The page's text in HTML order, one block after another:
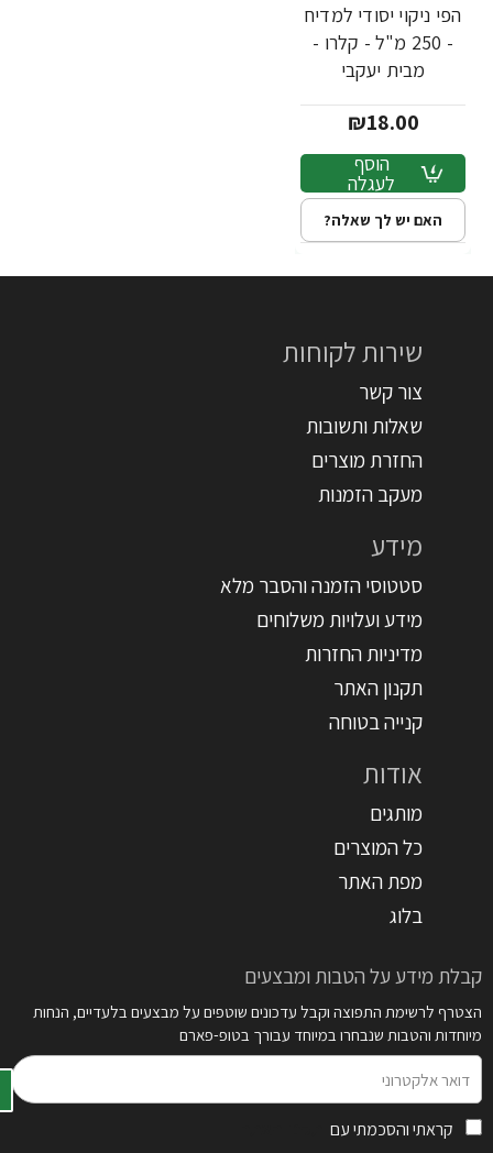
הפי ניקוי יסודי למדיח
- 250 מ"ל - קלרו -
מבית יעקבי
₪18.00
הוסף
לעגלה
האם יש לך שאלה?
שירות לקוחות
צור קשר
שאלות ותשובות
החזרת מוצרים
מעקב הזמנות
מידע
סטטוסי הזמנה והסבר מלא
מידע ועלויות משלוחים
מדיניות החזרות
תקנון האתר
קנייה בטוחה
אודות
מותגים
כל המוצרים
מפת האתר
בלוג
קבלת מידע על הטבות ומבצעים
הצטרף לרשימת התפוצה וקבל עדכונים שוטפים על מבצעים בלעדיים, הנחות
מיוחדות והטבות שנבחרו במיוחד עבורך בטופ-פארם
אלקטרוני
קראתי והסכמתי עם